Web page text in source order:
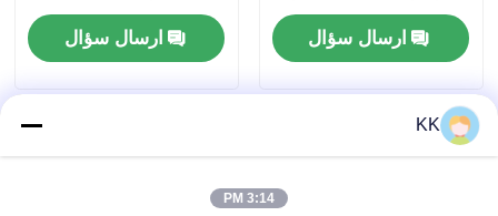
شروع پلیمریزاسیون
رزین آکریلیکارسال سؤال
K2S2O8 CAS 7727-21-
1 پودر کریستالی سفید
ارسال سؤال
KK
3:14 PM